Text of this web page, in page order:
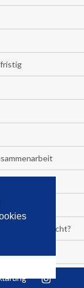
vervierfacht?